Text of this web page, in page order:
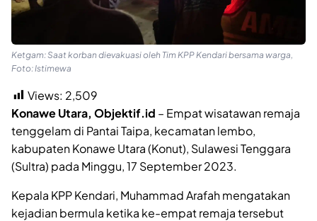
Ketgam: Saat korban dievakuasi oleh Tim KPP Kendari bersama warga,
Foto: Istimewa
Views: 2,509
Konawe Utara, Objektif.id – Empat wisatawan remaja
tenggelam di Pantai Taipa, kecamatan lembo,
kabupaten Konawe Utara (Konut), Sulawesi Tenggara
(Sultra) pada Minggu, 17 September 2023.
Kepala KPP Kendari, Muhammad Arafah mengatakan
kejadian bermula ketika ke-empat remaja tersebut